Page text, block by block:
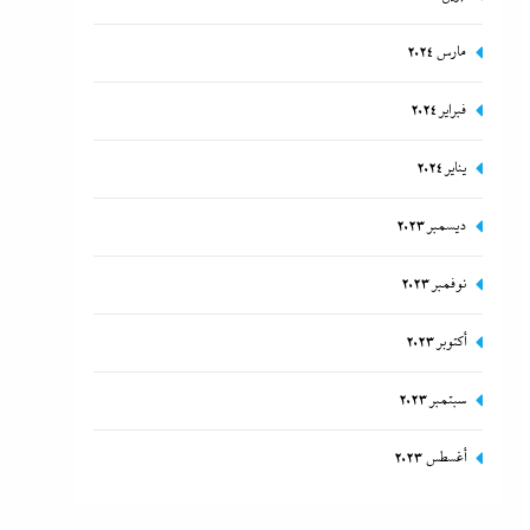
مارس 2024
فبراير 2024
يناير 2024
ديسمبر 2023
نوفمبر 2023
أكتوبر 2023
سبتمبر 2023
أغسطس 2023